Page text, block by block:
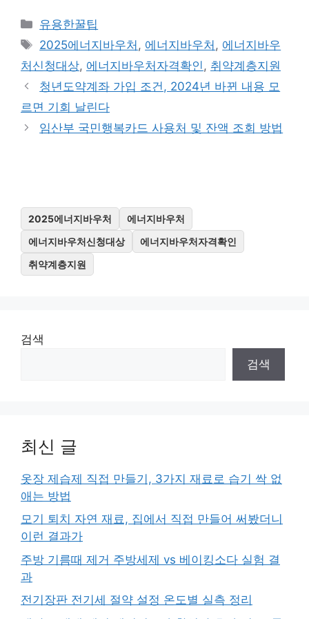
카
테
리
유용한꿀팁
태
그
2025에너지바우처 , 에너지바우처 , 에너지바우
처신청대상, 에너지바우처자격확인 , 취약계층지원
청년도약계좌 가입 조건, 2024년 바뀐 내용 모
르면 기회 날린다
임산부 국민행복카드 사용처 및 잔액 조회 방법
2025에너지바우처
에너지바우처
에너지바우처신청대상
에너지바우처자격확인
취약계층지원
검색
검색
최신 글
옷장 제습제 직접 만들기, 3가지 재료로 습기 싹 없
애는 방법
모기 퇴치 자연 재료, 집에서 직접 만들어 써봤더니
이런 결과가
주방 기름때 제거 주방세제 vs 베이킹소다 실험 결
과
전기장판 전기세 절약 설정 온도별 실측 정리